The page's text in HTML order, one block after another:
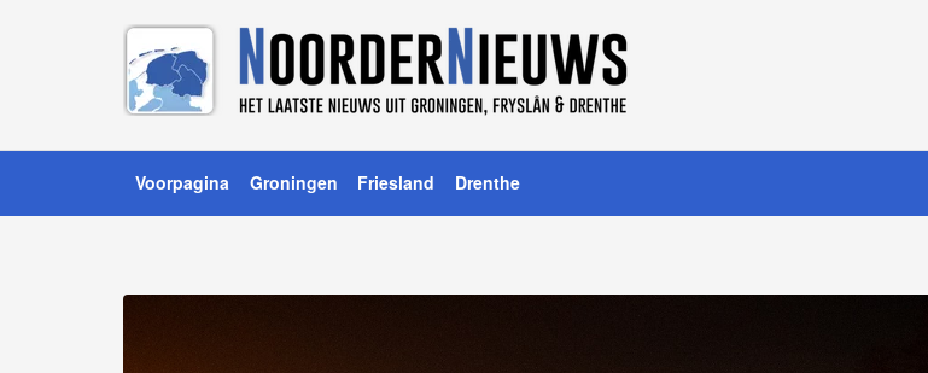
Voorpagina Groningen Friesland Drenthe